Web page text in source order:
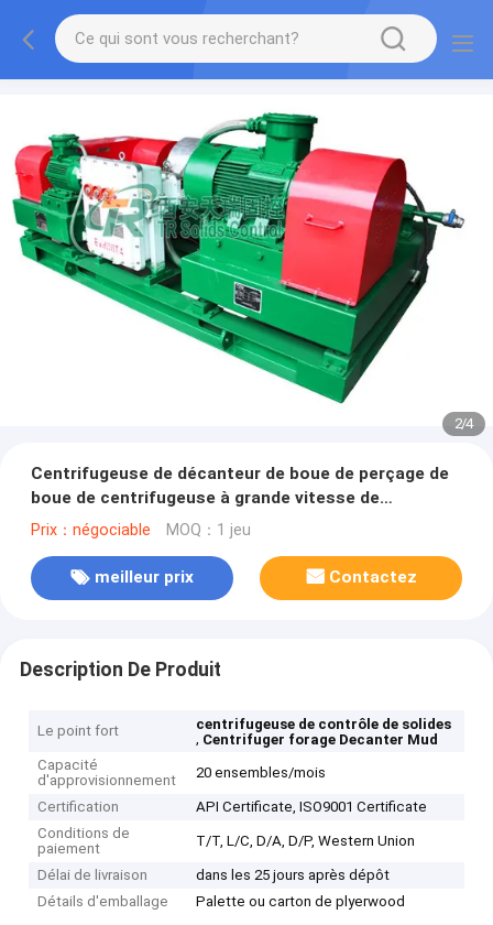
2/4
Centrifugeuse de décanteur de boue de perçage de
boue de centrifugeuse à grande vitesse de
décanteur/acier inoxydable
Prix：négociable MOQ：1 jeu
meilleur prix Contactez
Description De Produit
Le point fort
centrifugeuse de contrôle de solides
, Centrifuger forage Decanter Mud
Capacité
d'approvisionnement
20 ensembles/mois
Certification
API Certificate, ISO9001 Certificate
Conditions de
paiement
T/T, L/C, D/A, D/P, Western Union
Délai de livraison
dans les 25 jours après dépôt
Détails d'emballage
Palette ou carton de plyerwood